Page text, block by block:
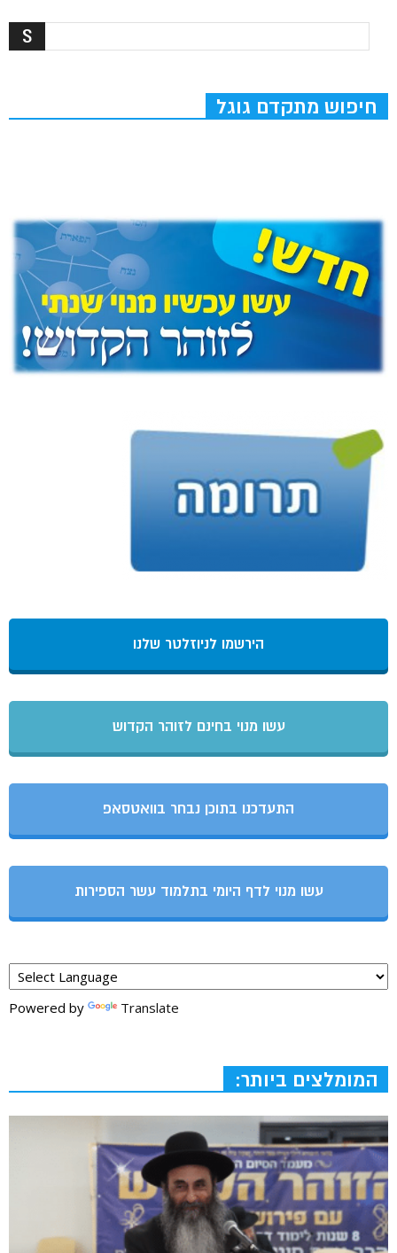
חיפוש מתקדם גוגל
הירשמו לניוזלטר שלנו
עשו מנוי בחינם לזוהר הקדוש
התעדכנו בתוכן נבחר בוואטסאפ
עשו מנוי לדף היומי בתלמוד עשר הספירות
Powered by Translate
המומלצים ביותר: